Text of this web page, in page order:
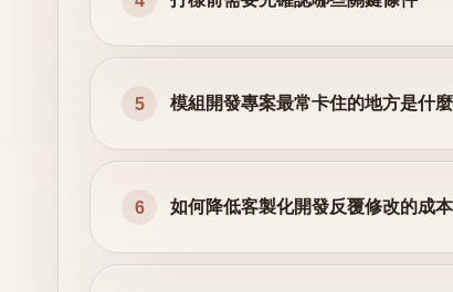
5 模組開發專案最常卡住的地方是什麼
6 如何降低客製化開發反覆修改的成本